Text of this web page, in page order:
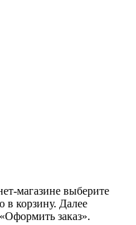
магазине выберите
в корзину. Далее
заказ».